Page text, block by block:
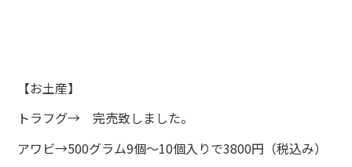
【お土産】
トラフグ→ 完売致しました。
アワビ→500グラム9個～10個入りで3800円（税込み）